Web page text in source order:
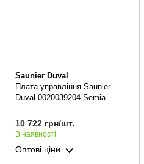
Saunier Duval
Плата управління Saunier
Duval 0020039204 Semia
10 722 грн/шт.
В наявності
Оптові ціни